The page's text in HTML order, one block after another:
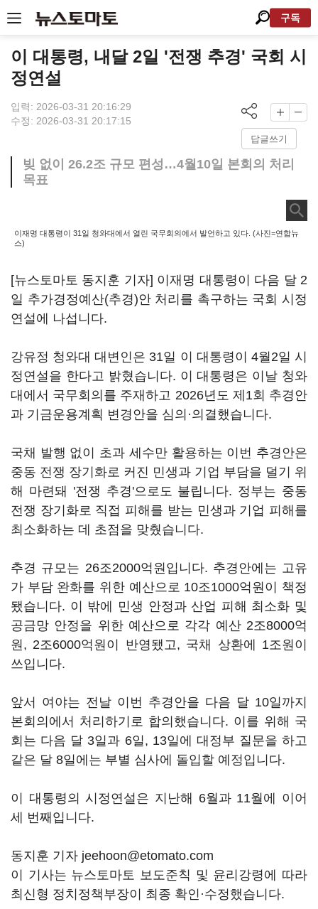
구독
이 대통령, 내달 2일 '전쟁 추경' 국회 시
정연설
입력: 2026-03-31 20:16:29
수정: 2026-03-31 20:17:15
답글쓰기
빚 없이 26.2조 규모 편성…4월10일 본회의 처리
목표
이재명 대통령이 31일 청와대에서 열린 국무회의에서 발언하고 있다. (사진=연합뉴
스)
[뉴스토마토 동지훈 기자] 이재명 대통령이 다음 달 2
일 추가경정예산(추경)안 처리를 촉구하는 국회 시정
연설에 나섭니다.
강유정 청와대 대변인은 31일 이 대통령이 4월2일 시
정연설을 한다고 밝혔습니다. 이 대통령은 이날 청와
대에서 국무회의를 주재하고 2026년도 제1회 추경안
과 기금운용계획 변경안을 심의·의결했습니다.
국채 발행 없이 초과 세수만 활용하는 이번 추경안은
중동 전쟁 장기화로 커진 민생과 기업 부담을 덜기 위
해 마련돼 '전쟁 추경'으로도 불립니다. 정부는 중동
전쟁 장기화로 직접 피해를 받는 민생과 기업 피해를
최소화하는 데 초점을 맞췄습니다.
추경 규모는 26조2000억원입니다. 추경안에는 고유
가 부담 완화를 위한 예산으로 10조1000억원이 책정
됐습니다. 이 밖에 민생 안정과 산업 피해 최소화 및
공금망 안정을 위한 예산으로 각각 예산 2조8000억
원, 2조6000억원이 반영됐고, 국채 상환에 1조원이
쓰입니다.
앞서 여야는 전날 이번 추경안을 다음 달 10일까지
본회의에서 처리하기로 합의했습니다. 이를 위해 국
회는 다음 달 3일과 6일, 13일에 대정부 질문을 하고
같은 달 8일에는 부별 심사에 돌입할 예정입니다.
이 대통령의 시정연설은 지난해 6월과 11월에 이어
세 번째입니다.
동지훈 기자 jeehoon@etomato.com
이 기사는 뉴스토마토 보도준칙 및 윤리강령에 따라
최신형 정치정책부장이 최종 확인·수정했습니다.